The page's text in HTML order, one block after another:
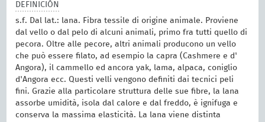
DEFINICIÓN
s.f. Dal lat.: lana. Fibra tessile di origine animale. Proviene
dal vello o dal pelo di alcuni animali, primo fra tutti quello di
pecora. Oltre alle pecore, altri animali producono un vello
che può essere filato, ad esempio la capra (Cashmere e d'
Angora), il cammello ed ancora yak, lama, alpaca, coniglio
d'Angora ecc. Questi velli vengono definiti dai tecnici peli
fini. Grazie alla particolare struttura delle sue fibre, la lana
assorbe umidità, isola dal calore e dal freddo, è ignifuga e
conserva la massima elasticità. La lana viene distinta